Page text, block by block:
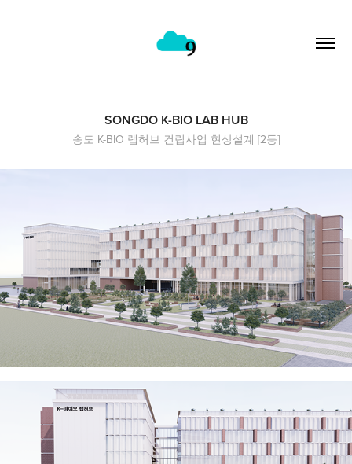
SONGDO K-BIO LAB HUB
송도 K-BIO 랩허브 건립사업 현상설계 [2등]